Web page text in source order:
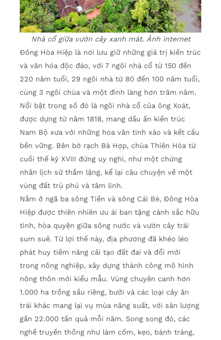
Nhà cổ giữa vườn cây xanh mát. Ảnh internet
Đông Hòa Hiệp là nơi lưu giữ những giá trị kiến trúc
và văn hóa độc đáo, với 7 ngôi nhà cổ từ 150 đến
220 năm tuổi, 29 ngôi nhà từ 80 đến 100 năm tuổi,
cùng 3 ngôi chùa và một đình làng hơn trăm năm.
Nổi bật trong số đó là ngôi nhà cổ của ông Xoát,
được dựng từ năm 1818, mang dấu ấn kiến trúc
Nam Bộ xưa với những hoa văn tinh xảo và kết cấu
bền vững. Bên bờ rạch Bà Hợp, chùa Thiên Hòa từ
cuối thế kỷ XVIII đứng uy nghi, như một chứng
nhân lịch sử thầm lặng, kể lại câu chuyện về một
vùng đất trù phú và tâm linh.
Nằm ở ngã ba sông Tiền và sông Cái Bè, Đông Hòa
Hiệp được thiên nhiên ưu ái ban tặng cảnh sắc hữu
tình, hòa quyện giữa sông nước và vườn cây trái
sum suê. Từ lợi thế này, địa phương đã khéo léo
phát huy tiềm năng cải tạo đất đai và đổi mới
trong nông nghiệp, xây dựng thành công mô hình
nông thôn mới kiểu mẫu. Vùng chuyên canh hơn
1.000 ha trồng sầu riêng, bưởi và các loại cây ăn
trái khác mang lại vụ mùa năng suất, với sản lượng
gần 22.000 tấn quả mỗi năm. Song song đó, các
nghề truyền thống như làm cốm, kẹo, bánh tráng,